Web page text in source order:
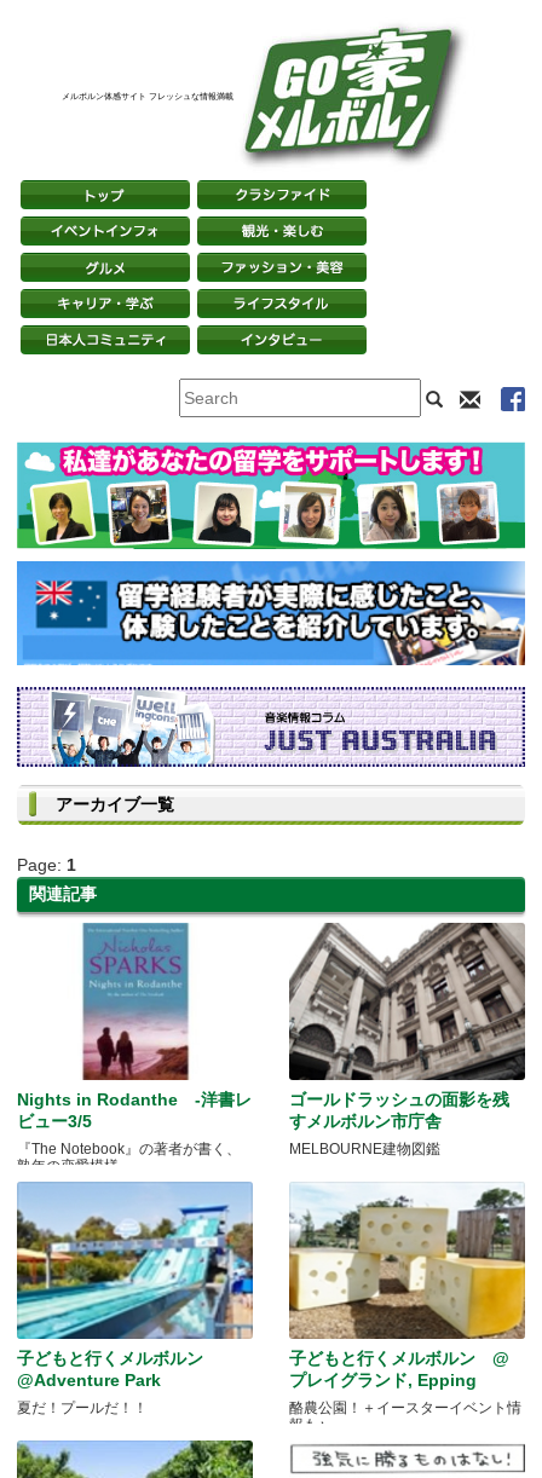
メルボルン体感サイト フレッシュな情報満載
アーカイブ一覧
Page: 1
関連記事
Nights in Rodanthe -洋書レ
ビュー3/5
『The Notebook』の著者が書く、
熟年の恋愛模様
ゴールドラッシュの面影を残
すメルボルン市庁舎
MELBOURNE建物図鑑
子どもと行くメルボルン
@Adventure Park
夏だ！プールだ！！
子どもと行くメルボルン @
プレイグランド, Epping
酪農公園！＋イースターイベント情
報も♪